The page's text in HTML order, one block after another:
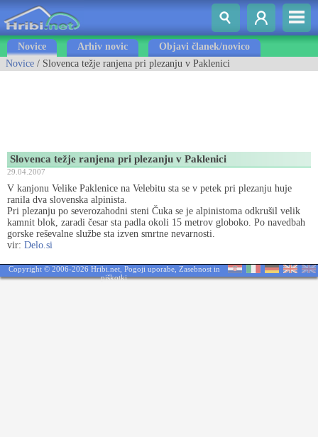
Novice Arhiv novic
Objavi članek/novico
Novice / Slovenca težje ranjena pri plezanju v Paklenici
Slovenca težje ranjena pri plezanju v Paklenici
29.04.2007
V kanjonu Velike Paklenice na Velebitu sta se v petek pri plezanju huje
ranila dva slovenska alpinista.
Pri plezanju po severozahodni steni Čuka se je alpinistoma odkrušil velik
kamnit blok, zaradi česar sta padla okoli 15 metrov globoko. Po navedbah
gorske reševalne službe sta izven smrtne nevarnosti.
vir: Delo.si
Copyright © 2006-2026 Hribi.net, Pogoji uporabe, Zasebnost in
piškotki